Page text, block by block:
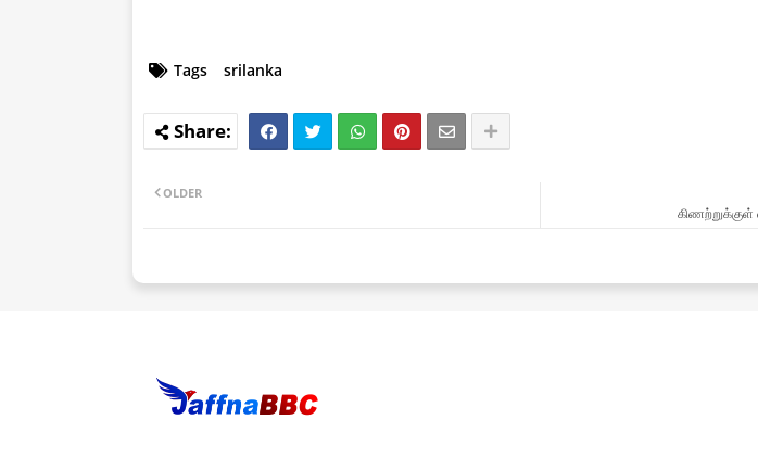
Tags srilanka
கிணற்றுக்குள்
OLDER